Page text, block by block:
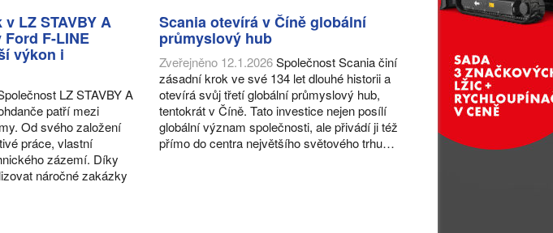
LZ STAVBY A
Ford F-LINE
výkon i
LZ STAVBY A
patří mezi
Od svého založení
práce, vlastní
zázemí. Díky
náročné zakázky
Scania otevírá v Číně globální
průmyslový hub
Zveřejněno 12.1.2026Společnost Scania činí
zásadní krok ve své 134 let dlouhé historii a
otevírá svůj třetí globální průmyslový hub,
tentokrát v Číně. Tato investice nejen posílí
globální význam společnosti, ale přivádí ji též
přímo do centra největšího světového trhu…